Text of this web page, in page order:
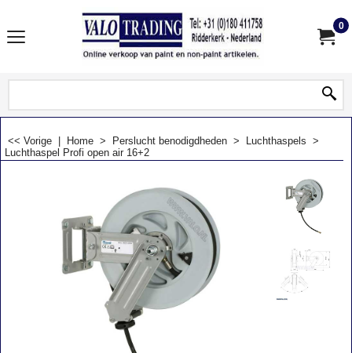
0
<< Vorige Home > Perslucht benodigdheden > Luchthaspels >
Luchthaspel Profi open air 16+2